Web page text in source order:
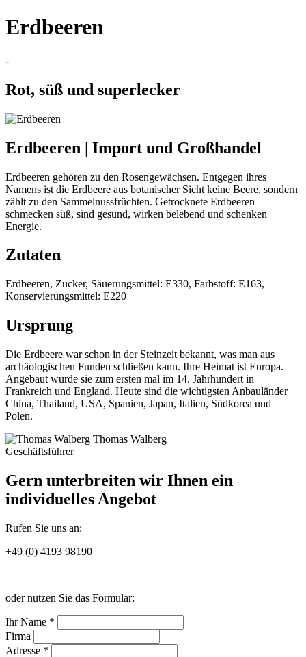
Erdbeeren
-
Rot, süß und superlecker
Erdbeeren | Import und Großhandel
Erdbeeren gehören zu den Rosengewächsen. Entgegen ihres
Namens ist die Erdbeere aus botanischer Sicht keine Beere, sondern
zählt zu den Sammelnussfrüchten. Getrocknete Erdbeeren
schmecken süß, sind gesund, wirken belebend und schenken
Energie.
Zutaten
Erdbeeren, Zucker, Säuerungsmittel: E330, Farbstoff: E163,
Konservierungsmittel: E220
Ursprung
Die Erdbeere war schon in der Steinzeit bekannt, was man aus
archäologischen Funden schließen kann. Ihre Heimat ist Europa.
Angebaut wurde sie zum ersten mal im 14. Jahrhundert in
Frankreich und England. Heute sind die wichtigsten Anbauländer
China, Thailand, USA, Spanien, Japan, Italien, Südkorea und
Polen.
Thomas Walberg
Geschäftsführer
Gern unterbreiten wir Ihnen ein
individuelles Angebot
Rufen Sie uns an:
+49 (0) 4193 98190
oder nutzen Sie das Formular:
Ihr Name *
Firma
Adresse *